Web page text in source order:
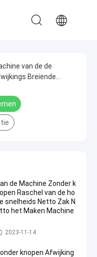
van de de
Breiende
de Machine Zonder k
Raschel van de ho
snelheids Netto Zak N
het Maken Machine
Zakmachine
2023-11-14
knopen Afwijking